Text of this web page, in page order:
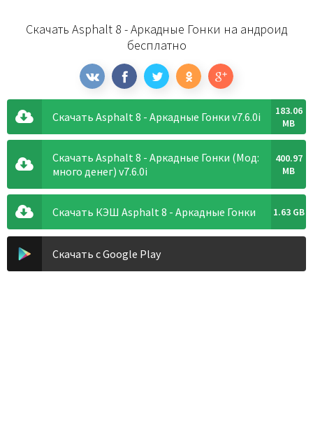
Скачать Asphalt 8 - Аркадные Гонки на андроид
бесплатно
Скачать Asphalt 8 - Аркадные Гонки v7.6.0i
183.06
MB
Скачать Asphalt 8 - Аркадные Гонки (Мод:
много денег) v7.6.0i
400.97
MB
Скачать КЭШ Asphalt 8 - Аркадные Гонки 1.63 GB
Скачать с Google Play